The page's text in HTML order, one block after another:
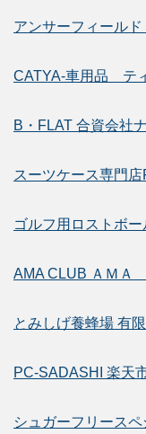
アンサーフィール
CATYA-車用品 テ
B・FLAT 合資会社
スーツケース専門
ゴルフ用ロストボ
AMA CLUB ＡＭＡ
とみしげ養蜂場 有
PC-SADASHI 楽天
シュガーフリース